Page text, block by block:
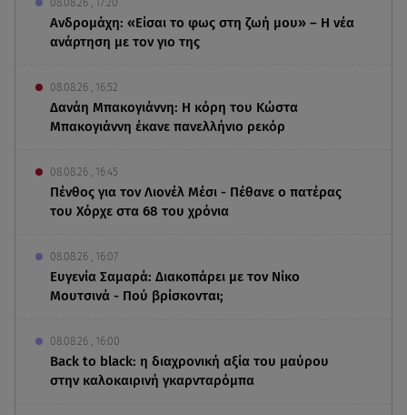
08.08.26 , 17:20
Ανδρομάχη: «Είσαι το φως στη ζωή μου» – Η νέα
ανάρτηση με τον γιο της
08.08.26 , 16:52
Δανάη Μπακογιάννη: Η κόρη του Κώστα
Μπακογιάννη έκανε πανελλήνιο ρεκόρ
08.08.26 , 16:45
Πένθος για τον Λιονέλ Μέσι - Πέθανε ο πατέρας
του Χόρχε στα 68 του χρόνια
08.08.26 , 16:07
Ευγενία Σαμαρά: Διακοπάρει με τον Νίκο
Μουτσινά - Πού βρίσκονται;
08.08.26 , 16:00
Back to black: η διαχρονική αξία του μαύρου
στην καλοκαιρινή γκαρνταρόμπα